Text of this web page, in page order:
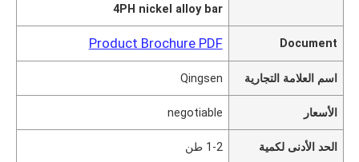
4PH nickel alloy bar
Document
Product Brochure PDF
اسم العلامة التجارية Qingsen
الأسعار negotiable
الحد الأدنى لكمية 1-2 طن